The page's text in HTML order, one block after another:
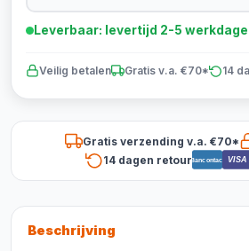
Leverbaar: levertijd 2-5
Veilig betalen Gratis v.a. €70* 14
Gratis verzending v.a. €70*
14 dagen retourBancontact VISA
Beschrijving